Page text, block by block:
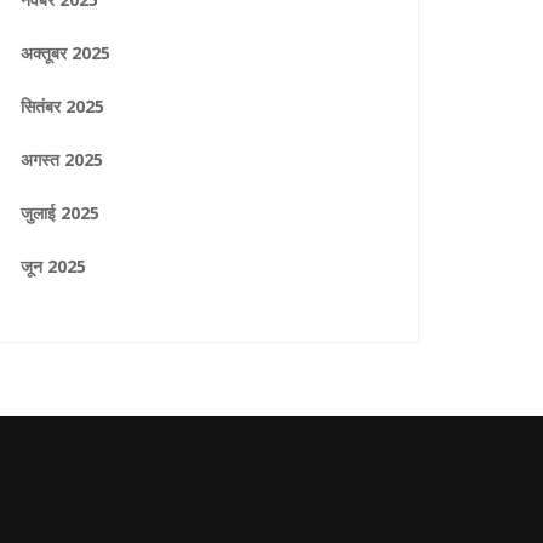
अक्तूबर 2025
सितंबर 2025
अगस्त 2025
जुलाई 2025
जून 2025